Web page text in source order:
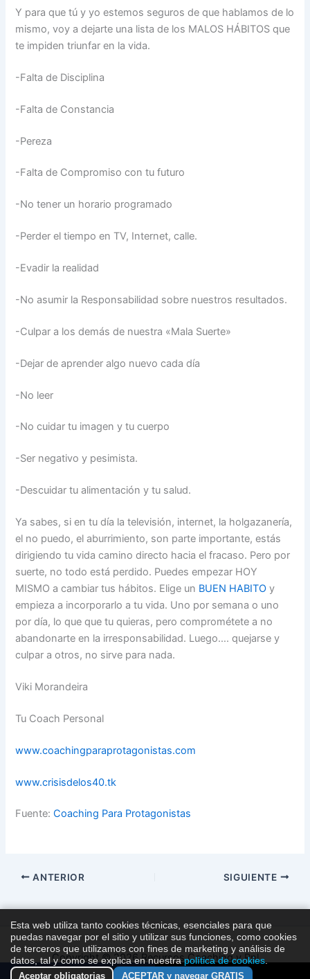
Y para que tú y yo estemos seguros de que hablamos de lo
mismo, voy a dejarte una lista de los MALOS HÁBITOS que
te impiden triunfar en la vida.
-Falta de Disciplina
-Falta de Constancia
-Pereza
-Falta de Compromiso con tu futuro
-No tener un horario programado
-Perder el tiempo en TV, Internet, calle.
-Evadir la realidad
-No asumir la Responsabilidad sobre nuestros resultados.
-Culpar a los demás de nuestra «Mala Suerte»
-Dejar de aprender algo nuevo cada día
-No leer
-No cuidar tu imagen y tu cuerpo
-Ser negativo y pesimista.
-Descuidar tu alimentación y tu salud.
Ya sabes, si en tu día la televisión, internet, la holgazanería,
el no puedo, el aburrimiento, son parte importante, estás
dirigiendo tu vida camino directo hacia el fracaso. Pero por
suerte, no todo está perdido. Puedes empezar HOY
MISMO a cambiar tus hábitos. Elige un BUEN HABITOy
empieza a incorporarlo a tu vida. Uno por semana o uno
por día, lo que que tu quieras, pero comprométete a no
abandonarte en la irresponsabilidad. Luego…. quejarse y
culpar a otros, no sirve para nada.
Viki Morandeira
Tu Coach Personal
www.coachingparaprotagonistas.com
www.crisisdelos40.tk
Fuente:Coaching Para Protagonistas
ANTERIOR SIGUIENTE
Copyright © 2026 Recursos Coaching y Pnl
Esta web utiliza tanto cookies técnicas, esenciales para que
puedas navegar por el sitio y utilizar sus funciones, como cookies
de terceros que utilizamos con fines de marketing y análisis de
datos, tal y como se explica en nuestrapolítica de cookies.
Aceptar obligatorias ACEPTAR y navegar GRATIS